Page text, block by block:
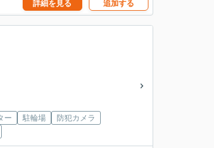
詳細を見る 追加する
ー 駐輪場
防犯カメラ